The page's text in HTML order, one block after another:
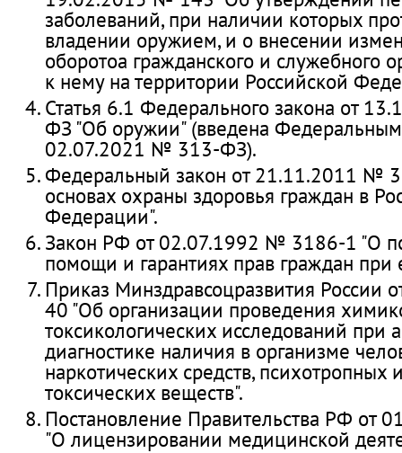
заболеваний, при наличии которых
владении оружием, и о внесении
оборотоа гражданского и служебного
к нему на территории Российской
Статья 6.1 Федерального закона от
ФЗ "Об оружии" (введена
02.07.2021 № 313-ФЗ).
Федеральный закон от 21.11.2011 №
основах охраны здоровья граждан в
Федерации".
Закон РФ от 02.07.1992 № 3186-1 "О
помощи и гарантиях прав граждан при
Приказ Минздравсоцразвития России
40 "Об организации проведения
токсикологических исследований при
диагностике наличия в организме
наркотических средств, психотропных
токсических веществ".
Постановление Правительства РФ от
"О лицензировании медицинской